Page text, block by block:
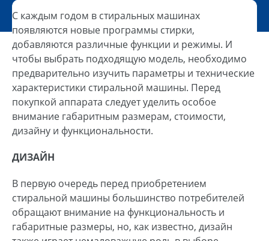
С каждым годом в стиральных машинах
появляются новые программы стирки,
добавляются различные функции и режимы. И
чтобы выбрать подходящую модель, необходимо
предварительно изучить параметры и технические
характеристики стиральной машины. Перед
покупкой аппарата следует уделить особое
внимание габаритным размерам, стоимости,
дизайну и функциональности.
ДИЗАЙН
В первую очередь перед приобретением
стиральной машины большинство потребителей
обращают внимание на функциональность и
габаритные размеры, но, как известно, дизайн